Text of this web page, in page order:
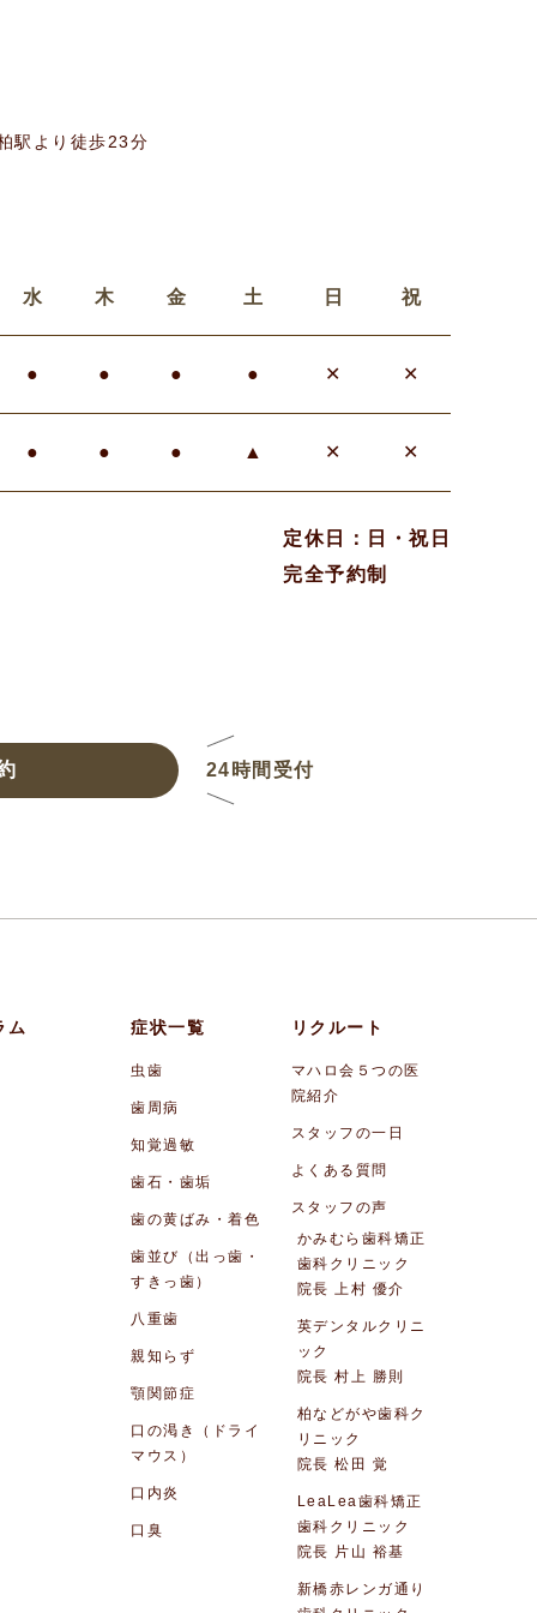
駅より徒歩23分
水 木 金 土 日 祝
● ● ● ● ✕ ✕
● ● ● ▲ ✕ ✕
定休日：日・祝日
完全予約制
24時間受付
ム 症状一覧
虫歯
歯周病
知覚過敏
歯石・歯垢
歯の黄ばみ・着色
歯並び（出っ歯・
すきっ歯）
八重歯
親知らず
顎関節症
口の渇き（ドライ
マウス）
口内炎
口臭
リクルート
マハロ会５つの医
院紹介
スタッフの一日
よくある質問
スタッフの声
かみむら歯科矯正
歯科クリニック
院長 上村 優介
英デンタルクリニ
ック
院長 村上 勝則
柏などがや歯科ク
リニック
院長 松田 覚
LeaLea歯科矯正
歯科クリニック
院長 片山 裕基
新橋赤レンガ通り